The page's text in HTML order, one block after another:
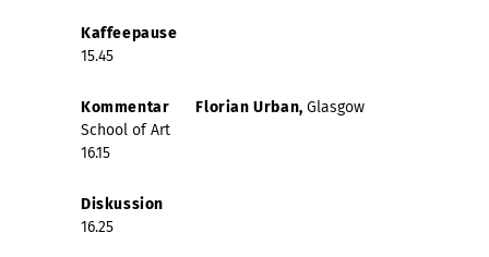
Kaffeepause
15.45
Kommentar Florian Urban,Glasgow
School of Art
16.15
Diskussion
16.25